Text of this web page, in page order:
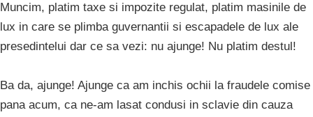
Muncim, platim taxe si impozite regulat, platim masinile de
lux in care se plimba guvernantii si escapadele de lux ale
presedintelui dar ce sa vezi: nu ajunge! Nu platim destul!
Ba da, ajunge! Ajunge ca am inchis ochii la fraudele comise
pana acum, ca ne-am lasat condusi in sclavie din cauza